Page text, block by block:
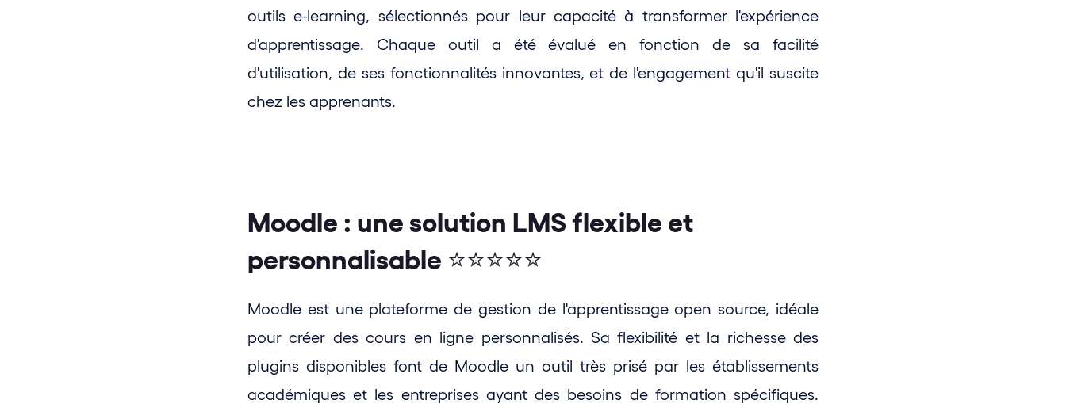
outils e-learning, sélectionnés pour leur capacité à transformer l'expérience
d'apprentissage. Chaque outil a été évalué en fonction de sa facilité
d'utilisation, de ses fonctionnalités innovantes, et de l'engagement qu'il suscite
chez les apprenants.
Moodle : une solution LMS flexible et
personnalisable ⭐⭐⭐⭐⭐
Moodle est une plateforme de gestion de l'apprentissage open source, idéale
pour créer des cours en ligne personnalisés. Sa flexibilité et la richesse des
plugins disponibles font de Moodle un outil très prisé par les établissements
académiques et les entreprises ayant des besoins de formation spécifiques.